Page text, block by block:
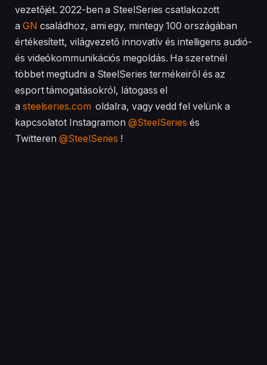
vezetőjét. 2022-ben a SteelSeries csatlakozott
a GN családhoz, ami egy, mintegy 100 országában
értékesített, világvezető innovatív és intelligens audió-
és videókommunikációs megoldás. Ha szeretnél
többet megtudni a SteelSeries termékeiről és az
esport támogatásokról, látogass el
a steelseries.comoldalra, vagy vedd fel velünk a
kapcsolatot Instagramon@SteelSeries és
Twitteren@SteelSeries !